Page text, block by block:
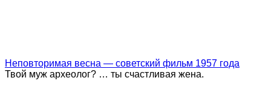
Неповторимая весна — советский фильм 1957 года
Твой муж археолог? … ты счастливая жена.